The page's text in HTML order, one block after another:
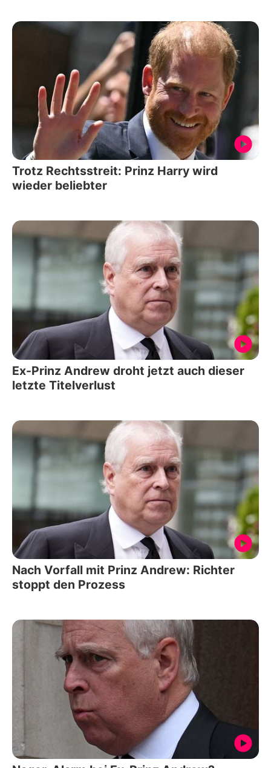
Trotz Rechtsstreit: Prinz Harry wird
wieder beliebter
Ex-Prinz Andrew droht jetzt auch dieser
letzte Titelverlust
Nach Vorfall mit Prinz Andrew: Richter
stoppt den Prozess